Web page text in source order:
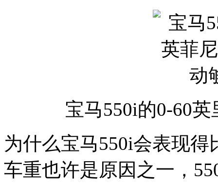
宝马550i的0-60
为什么宝马550i会表现
车重也许是原因之一，